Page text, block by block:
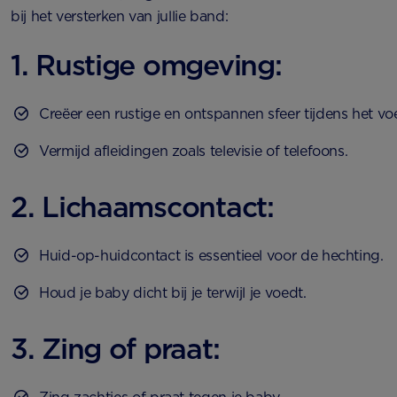
bij het versterken van jullie band:
1. Rustige omgeving:
Creëer een rustige en ontspannen sfeer tijdens het
Vermijd afleidingen zoals televisie of telefoons.
2. Lichaamscontact:
Huid-op-huidcontact is essentieel voor de hechting.
Houd je baby dicht bij je terwijl je voedt.
3. Zing of praat: